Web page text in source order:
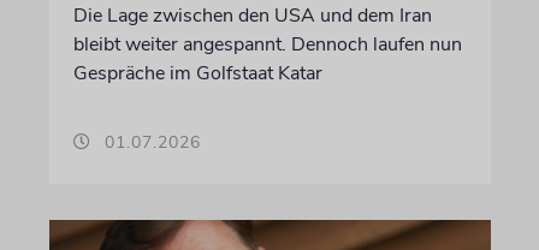
Die Lage zwischen den USA und dem Iran
bleibt weiter angespannt. Dennoch laufen nun
Gespräche im Golfstaat Katar
01.07.2026